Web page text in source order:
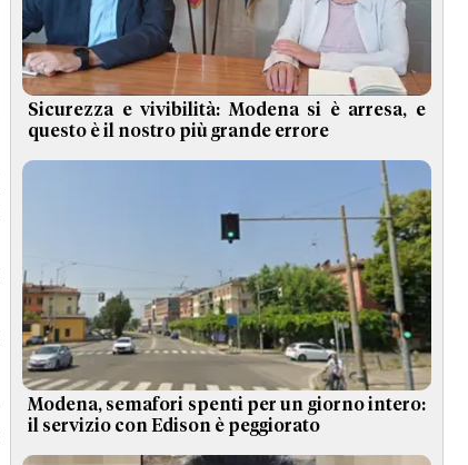
Sicurezza e vivibilità: Modena si è arresa, e
questo è il nostro più grande errore
Modena, semafori spenti per un giorno intero:
il servizio con Edison è peggiorato